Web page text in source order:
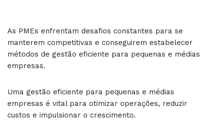
As PMEs enfrentam desafios constantes para se
manterem competitivas e conseguirem estabelecer
métodos de gestão eficiente para pequenas e médias
empresas.
Uma gestão eficiente para pequenas e médias
empresas é vital para otimizar operações, reduzir
custos e impulsionar o crescimento.